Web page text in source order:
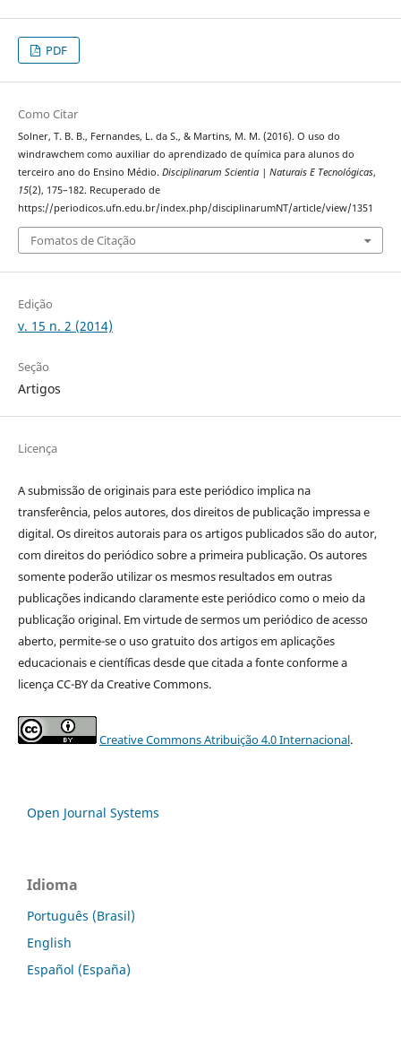
PDF
Como Citar
Solner, T. B. B., Fernandes, L. da S., & Martins, M. M. (2016). O uso do
windrawchem como auxiliar do aprendizado de química para alunos do
terceiro ano do Ensino Médio. Disciplinarum Scientia | Naturais E Tecnológicas,
15(2), 175–182. Recuperado de
https://periodicos.ufn.edu.br/index.php/disciplinarumNT/article/view/1351
Fomatos de Citação
Edição
v. 15 n. 2 (2014)
Seção
Artigos
Licença
A submissão de originais para este periódico implica na
transferência, pelos autores, dos direitos de publicação impressa e
digital. Os direitos autorais para os artigos publicados são do autor,
com direitos do periódico sobre a primeira publicação. Os autores
somente poderão utilizar os mesmos resultados em outras
publicações indicando claramente este periódico como o meio da
publicação original. Em virtude de sermos um periódico de acesso
aberto, permite-se o uso gratuito dos artigos em aplicações
educacionais e científicas desde que citada a fonte conforme a
licença CC-BY da Creative Commons.
Creative Commons Atribuição 4.0 Internacional.
Open Journal Systems
Idioma
Português (Brasil)
English
Español (España)